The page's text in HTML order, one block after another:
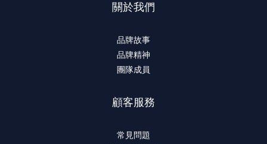
關於我們
品牌故事
品牌精神
團隊成員
顧客服務
常見問題